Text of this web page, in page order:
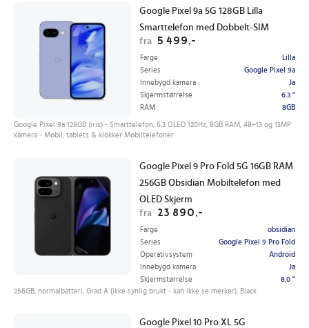
Google Pixel 9a 5G 128GB Lilla
Smarttelefon med Dobbelt-SIM
fra
5 499,-
Farge
Lilla
Series
Google Pixel 9a
Innebygd kamera
Ja
Skjermstørrelse
6.3 "
RAM
8GB
Google Pixel 9a 128GB (iris) - Smarttelefon, 6,3 OLED 120Hz, 8GB RAM, 48+13 og 13MP
kamera - Mobil, tablets & klokker Mobiltelefoner
Google Pixel 9 Pro Fold 5G 16GB RAM
256GB Obsidian Mobiltelefon med
OLED Skjerm
fra
23 890,-
Farge
obsidian
Series
Google Pixel 9 Pro Fold
Operativsystem
Android
Innebygd kamera
Ja
Skjermstørrelse
8.0 "
256GB, normalbatteri, Grad A (ikke synlig brukt - kan ikke se merker), Black
Google Pixel 10 Pro XL 5G